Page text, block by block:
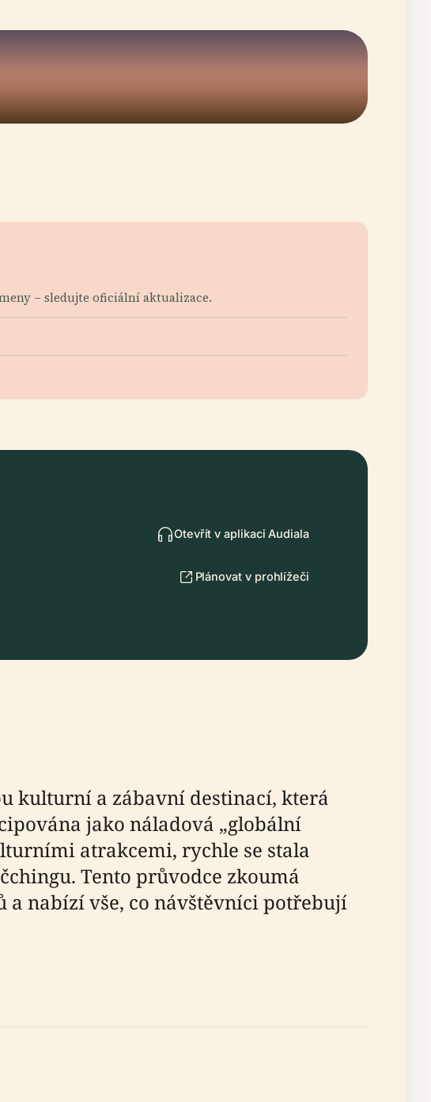
– sledujte oficiální aktualizace.
Otevřít v aplikaci Audiala
Plánovat v prohlížeči
kulturní a zábavní destinací, která
jako náladová „globální
atrakcemi, rychle se stala
Tento průvodce zkoumá
nabízí vše, co návštěvníci potřebují